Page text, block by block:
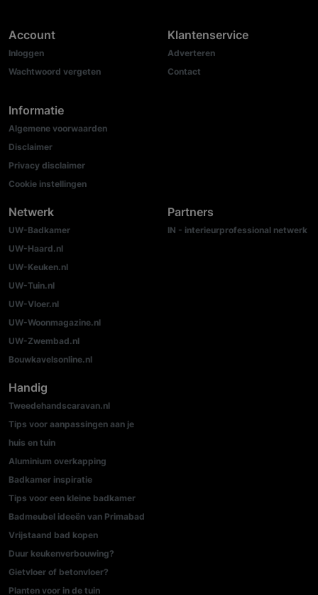
Account
Inloggen
Wachtwoord vergeten
Informatie
Algemene voorwaarden
Disclaimer
Privacy disclaimer
Cookie instellingen
Klantenservice
Adverteren
Contact
Netwerk
UW-Badkamer
UW-Haard.nl
UW-Keuken.nl
UW-Tuin.nl
UW-Vloer.nl
UW-Woonmagazine.nl
UW-Zwembad.nl
Bouwkavelsonline.nl
Partners
IN - interieurprofessional netwerk
Handig
Tweedehandscaravan.nl
Tips voor aanpassingen aan je
huis en tuin
Aluminium overkapping
Badkamer inspiratie
Tips voor een kleine badkamer
Badmeubel ideeën van Primabad
Vrijstaand bad kopen
Duur keukenverbouwing?
Gietvloer of betonvloer?
Planten voor in de tuin